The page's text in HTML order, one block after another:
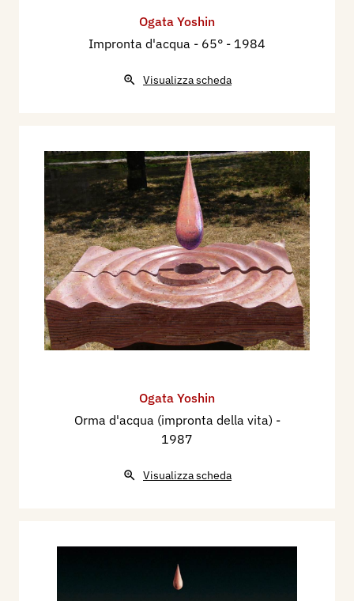
Ogata Yoshin
Impronta d'acqua - 65° - 1984
Visualizza scheda
Ogata Yoshin
Orma d'acqua (impronta della vita) -
1987
Visualizza scheda